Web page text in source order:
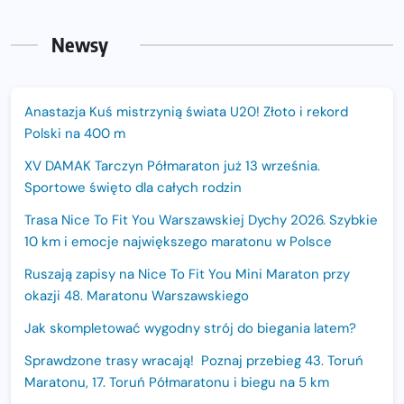
Newsy
Anastazja Kuś mistrzynią świata U20! Złoto i rekord
Polski na 400 m
XV DAMAK Tarczyn Półmaraton już 13 września.
Sportowe święto dla całych rodzin
Trasa Nice To Fit You Warszawskiej Dychy 2026. Szybkie
10 km i emocje największego maratonu w Polsce
Ruszają zapisy na Nice To Fit You Mini Maraton przy
okazji 48. Maratonu Warszawskiego
Jak skompletować wygodny strój do biegania latem?
Sprawdzone trasy wracają! Poznaj przebieg 43. Toruń
Maratonu, 17. Toruń Półmaratonu i biegu na 5 km